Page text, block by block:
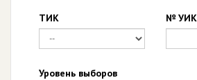
ТИК
№ УИК
Уровень выборов